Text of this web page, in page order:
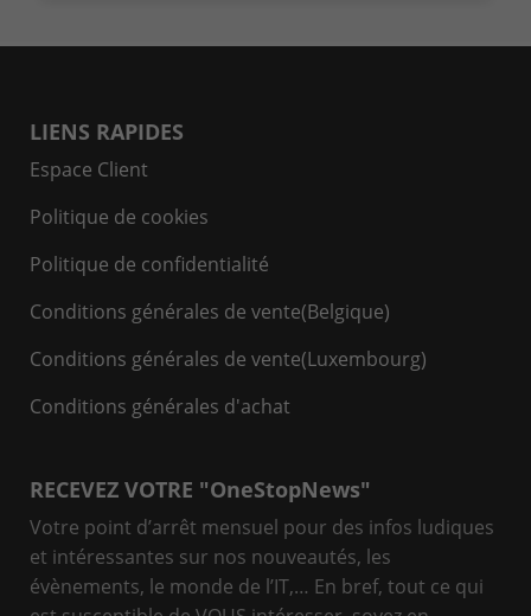
LIENS RAPIDES
Espace Client
Politique de cookies
Politique de confidentialité
Conditions générales de vente(Belgique)
Conditions générales de vente(Luxembourg)
Conditions générales d'achat
RECEVEZ VOTRE "OneStopNews"
Votre point d’arrêt mensuel pour des infos ludiques
et intéressantes sur nos nouveautés, les
évènements, le monde de l’IT,… En bref, tout ce qui